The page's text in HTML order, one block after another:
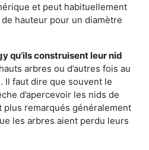
et peut habituellement
hauteur pour un diamètre
qu’ils construisent leur nid
arbres ou d’autres fois au
Il faut dire que souvent le
d’apercevoir les nids de
remarqués généralement
les arbres aient perdu leurs